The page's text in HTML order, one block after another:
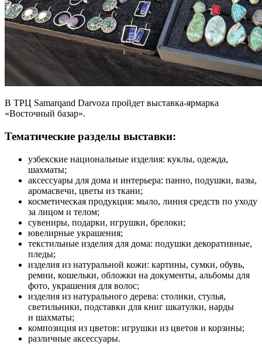
В ТРЦ Samarqand Darvoza пройдет выставка-ярмарка
«Восточный базар».
Тематические разделы выставки:
узбекские национальные изделия: куклы, одежда,
шахматы;
аксессуары для дома и интерьера: панно, подушки, вазы,
аромасвечи, цветы из ткани;
косметическая продукция: мыло, линия средств по уходу
за лицом и телом;
сувениры, подарки, игрушки, брелоки;
ювелирные украшения;
текстильные изделия для дома: подушки декоративные,
пледы;
изделия из натуральной кожи: картины, сумки, обувь,
ремни, кошельки, обложки на документы, альбомы для
фото, украшения для волос;
изделия из натурального дерева: столики, стулья,
светильники, подставки для книг шкатулки, нарды
и шахматы;
композиция из цветов: игрушки из цветов и корзины;
различные аксессуары.